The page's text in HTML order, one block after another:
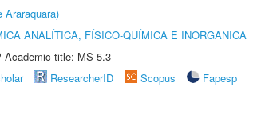
Araraquara)
ANALÍTICA, FÍSICO-QUÍMICA E INORGÂNICA
Academic title: MS-5.3
ResearcherID Scopus
Fapesp